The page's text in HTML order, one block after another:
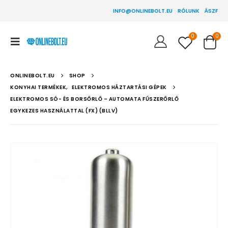
INFO@ONLINEBOLT.EU RÓLUNK ÁSZF
0 0
ONLINEBOLT.EU
SHOP
KONYHAI TERMÉKEK, ELEKTROMOS HÁZTARTÁSI GÉPEK
ELEKTROMOS SÓ- ÉS BORSŐRLŐ – AUTOMATA FŰSZERŐRLŐ
EGYKEZES HASZNÁLATTAL (FX) (BLLV)